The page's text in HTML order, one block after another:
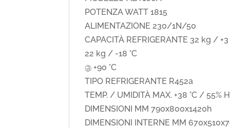
POTENZA WATT 1815
ALIMENTAZIONE 230/1N/50
CAPACITÀ REFRIGERANTE 32 kg / +3
22 kg / -18 °C
@ +90 °C
TIPO REFRIGERANTE R452a
TEMP. / UMIDITÀ MAX. +38 °C / 55%
DIMENSIONI MM 790x800x1420h
DIMENSIONI INTERNE MM